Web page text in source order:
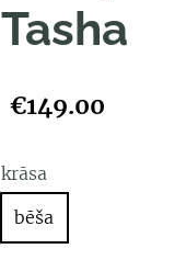
Tasha
€149.00
krāsa
bēša